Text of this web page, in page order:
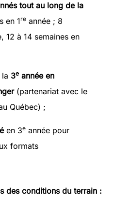
tout au long de la
en 1reannée ; 8
12 à 14 semaines en
3eannée en
(partenariat avec le
Québec) ;
en 3eannée pour
formats
des conditions du terrain :